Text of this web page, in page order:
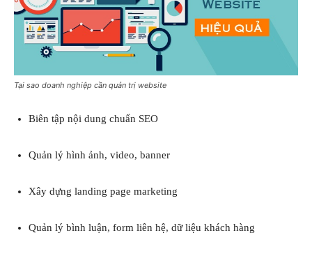
Tại sao doanh nghiệp cần quản trị website
Biên tập nội dung chuẩn SEO
Quản lý hình ảnh, video, banner
Xây dựng landing page marketing
Quản lý bình luận, form liên hệ, dữ liệu khách hàng